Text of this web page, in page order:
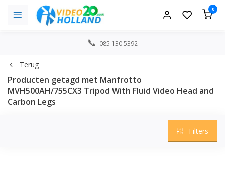
0
085 130 5392
Terug
Producten getagd met Manfrotto
MVH500AH/755CX3 Tripod With Fluid Video Head and
Carbon Legs
Filters